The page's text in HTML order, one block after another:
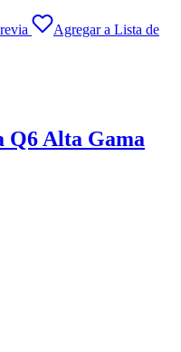
Agregar a Lista de
Alta Gama